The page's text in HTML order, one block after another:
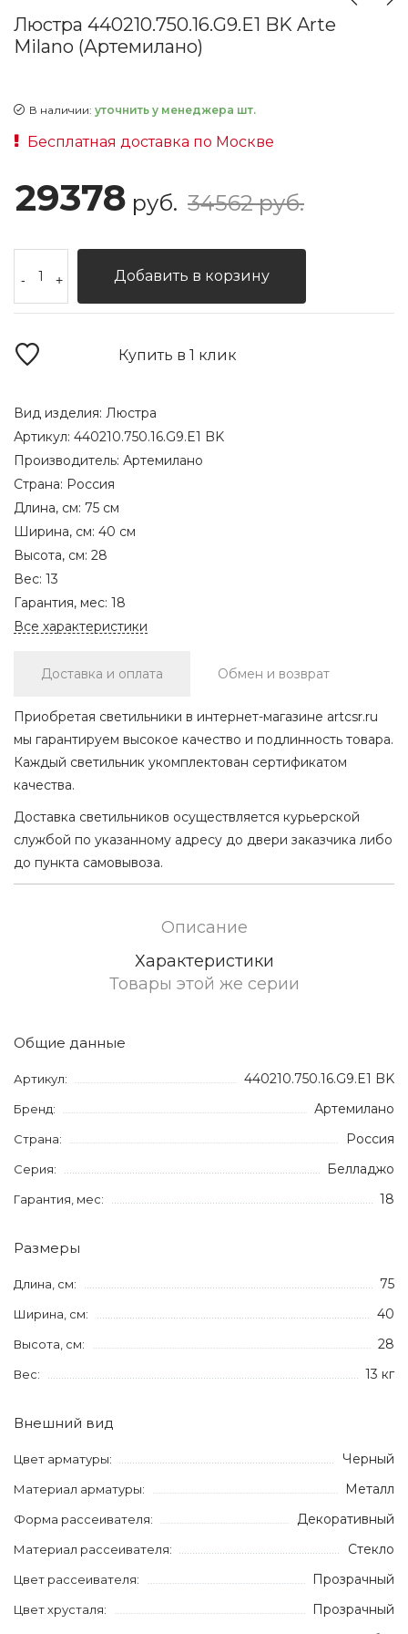
Люстра 440210.750.16.G9.E1 BK Arte
Milano (Артемилано)
В наличии: уточнить у менеджера шт.
Бесплатная доставка по Москве
29378 руб. 34562 руб.
- + Добавить в корзину
Купить в 1 клик
Вид изделия: Люстра
Артикул: 440210.750.16.G9.E1 BK
Производитель: Артемилано
Страна: Россия
Длина, см: 75 см
Ширина, см: 40 см
Высота, см: 28
Вес: 13
Гарантия, мес: 18
Все характеристики
Доставка и оплата Обмен и возврат
Приобретая светильники в интернет-магазине artcsr.ru
мы гарантируем высокое качество и подлинность товара.
Каждый светильник укомплектован сертификатом
качества.
Доставка светильников осуществляется курьерской
службой по указанному адресу до двери заказчика либо
до пункта самовывоза.
Описание
Характеристики
Товары этой же серии
Общие данные
Артикул: 440210.750.16.G9.E1 BK
Бренд: Артемилано
Страна: Россия
Серия: Белладжо
Гарантия, мес: 18
Размеры
Длина, см: 75
Ширина, см: 40
Высота, см: 28
Вес: 13 кг
Внешний вид
Цвет арматуры: Черный
Материал арматуры: Металл
Форма рассеивателя: Декоративный
Материал рассеивателя: Стекло
Цвет рассеивателя: Прозрачный
Цвет хрусталя: Прозрачный